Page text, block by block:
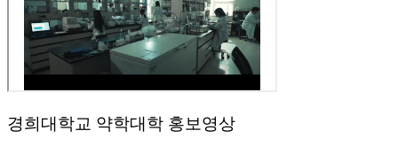
경희대학교 약학대학 홍보영상